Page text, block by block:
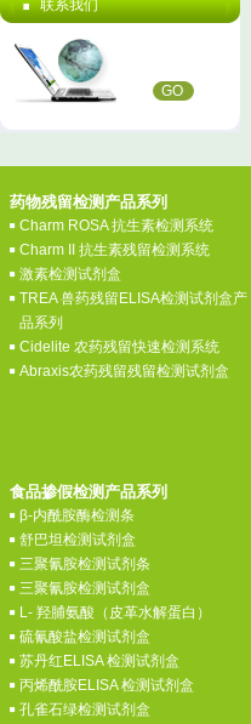
联系我们
GO
药物残留检测产品系列
Charm ROSA 抗生素检测系统
Charm II 抗生素残留检测系统
激素检测试剂盒
TREA 兽药残留ELISA检测试剂盒产
品系列
Cidelite 农药残留快速检测系统
Abraxis农药残留残留检测试剂盒
食品掺假检测产品系列
β-内酰胺酶检测条
舒巴坦检测试剂盒
三聚氰胺检测试剂条
三聚氰胺检测试剂盒
L- 羟脯氨酸（皮革水解蛋白）
硫氰酸盐检测试剂盒
苏丹红ELISA 检测试剂盒
丙烯酰胺ELISA 检测试剂盒
孔雀石绿检测试剂盒